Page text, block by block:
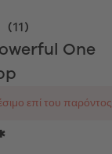
One
(11 )
επί του παρόντος